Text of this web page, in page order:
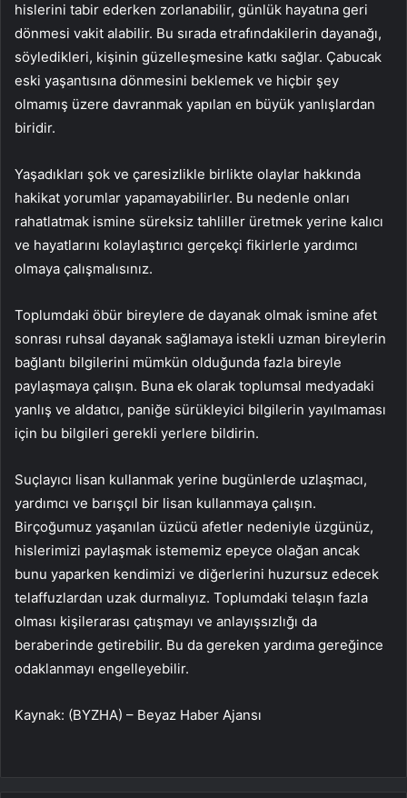
hislerini tabir ederken zorlanabilir, günlük hayatına geri
dönmesi vakit alabilir. Bu sırada etrafındakilerin dayanağı,
söyledikleri, kişinin güzelleşmesine katkı sağlar. Çabucak
eski yaşantısına dönmesini beklemek ve hiçbir şey
olmamış üzere davranmak yapılan en büyük yanlışlardan
biridir.
Yaşadıkları şok ve çaresizlikle birlikte olaylar hakkında
hakikat yorumlar yapamayabilirler. Bu nedenle onları
rahatlatmak ismine süreksiz tahliller üretmek yerine kalıcı
ve hayatlarını kolaylaştırıcı gerçekçi fikirlerle yardımcı
olmaya çalışmalısınız.
Toplumdaki öbür bireylere de dayanak olmak ismine afet
sonrası ruhsal dayanak sağlamaya istekli uzman bireylerin
bağlantı bilgilerini mümkün olduğunda fazla bireyle
paylaşmaya çalışın. Buna ek olarak toplumsal medyadaki
yanlış ve aldatıcı, paniğe sürükleyici bilgilerin yayılmaması
için bu bilgileri gerekli yerlere bildirin.
Suçlayıcı lisan kullanmak yerine bugünlerde uzlaşmacı,
yardımcı ve barışçıl bir lisan kullanmaya çalışın.
Birçoğumuz yaşanılan üzücü afetler nedeniyle üzgünüz,
hislerimizi paylaşmak istememiz epeyce olağan ancak
bunu yaparken kendimizi ve diğerlerini huzursuz edecek
telaffuzlardan uzak durmalıyız. Toplumdaki telaşın fazla
olması kişilerarası çatışmayı ve anlayışsızlığı da
beraberinde getirebilir. Bu da gereken yardıma gereğince
odaklanmayı engelleyebilir.
Kaynak: (BYZHA) – Beyaz Haber Ajansı